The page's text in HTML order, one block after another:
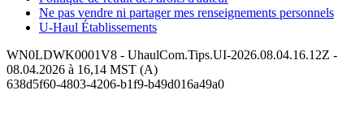
Ne pas vendre ni partager mes renseignements personnels
U-Haul Établissements
WN0LDWK0001V8 - UhaulCom.Tips.UI-2026.08.04.16.12Z -
08.04.2026 à 16,14 MST (A)
638d5f60-4803-4206-b1f9-b49d016a49a0